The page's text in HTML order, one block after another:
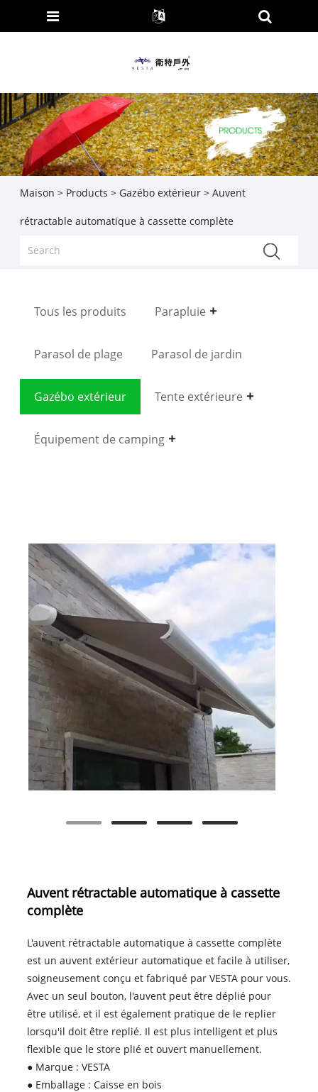
Maison > Products > Gazébo extérieur> Auvent
rétractable automatique à cassette complète
Tous les produits Parapluie
Parasol de plage Parasol de jardin
Gazébo extérieur Tente extérieure
Équipement de camping
Auvent rétractable automatique à cassette
complète
L'auvent rétractable automatique à cassette complète
est un auvent extérieur automatique et facile à utiliser,
soigneusement conçu et fabriqué par VESTA pour vous.
Avec un seul bouton, l'auvent peut être déplié pour
être utilisé, et il est également pratique de le replier
lorsqu'il doit être replié. Il est plus intelligent et plus
flexible que le store plié et ouvert manuellement.
● Marque : VESTA
● Emballage : Caisse en bois